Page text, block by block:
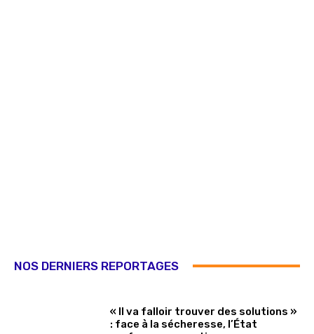
NOS DERNIERS REPORTAGES
« Il va falloir trouver des solutions »
: face à la sécheresse, l’État